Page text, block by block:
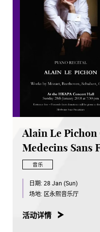
Alain Le
Medecins Sans
音乐
日期: 28 Jan (Sun)
场地: 区永熙音乐厅
活动详情